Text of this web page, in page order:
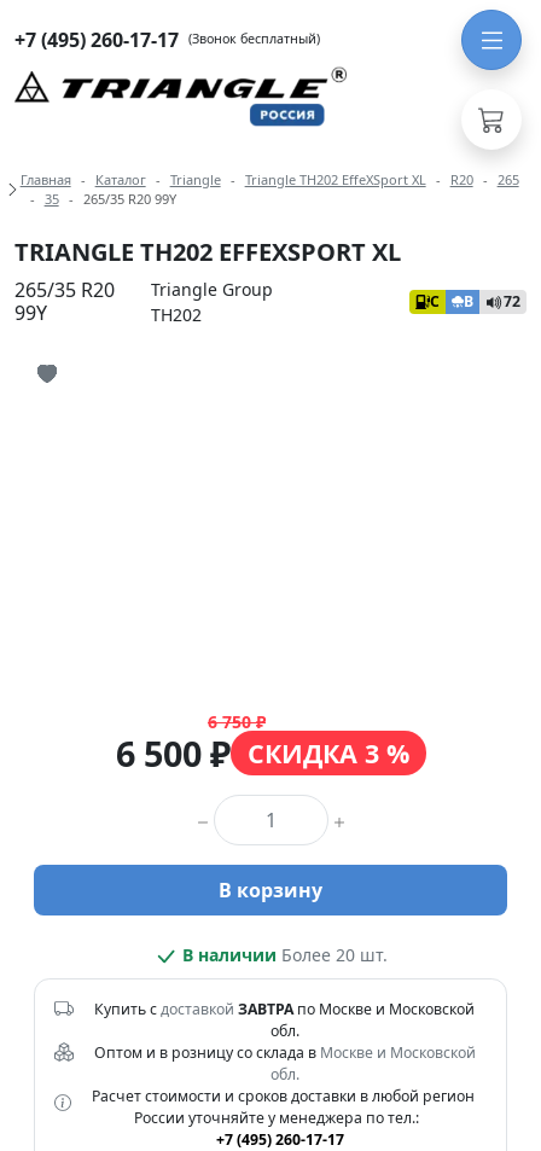
+7 (495) 260-17-17 (Звонок бесплатный)
Навигация по разделам модели
Главная Каталог Triangle Triangle TH202 EffeXSport XL R20
265
35
265/35 R20 99Y
TRIANGLE TH202 EFFEXSPORT XL
265/35 R20
99Y
Triangle Group
TH202
C B 72
6 750 ₽
6 500 ₽ СКИДКА 3 %
Количество товара
В корзину
В наличии Более 20 шт.
Купить сдоставкой ЗАВТРАпо Москве и Московской
обл.
Оптом и в розницу со склада в Москве и Московской
обл.
Расчет стоимости и сроков доставки в любой регион
России уточняйте у менеджера по тел.:
+7 (495) 260-17-17